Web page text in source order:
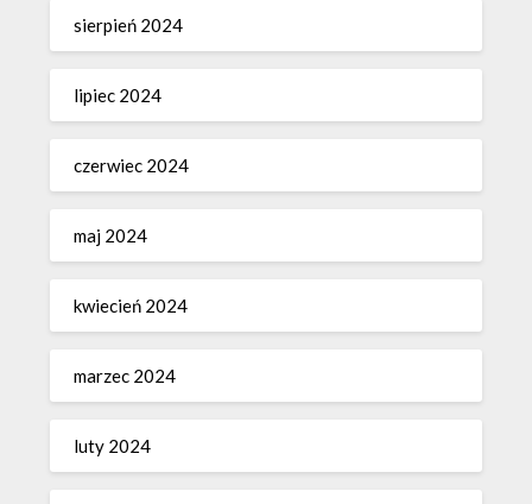
sierpień 2024
lipiec 2024
czerwiec 2024
maj 2024
kwiecień 2024
marzec 2024
luty 2024